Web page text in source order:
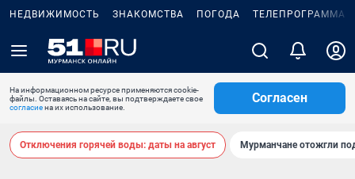
НЕДВИЖИМОСТЬ ЗНАКОМСТВА ПОГОДА ТЕЛЕПРОГРАММА
На информационном ресурсе применяются cookie-
файлы. Оставаясь на сайте, вы подтверждаете свое
согласиена их использование.
Согласен
Отключения горячей воды: даты на август Мурманчане отожгли